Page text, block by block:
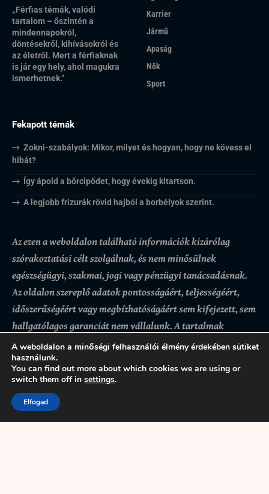
„Férfias témák, valódi
tartalom – őszintén a
mindennapokról,
döntésekről, kihívásokról és
az életről. Mert a férfiaknak
is jár egy hely, ahol magukra
ismerhetnek.”
Karrier
Jármű
Apaság
Nők
Sport
Fekapott témák
Zokni-szabályok: Mikor, milyet és hogyan, hogy ne kövess el
hibát?
Így ápold a bőrcipődet, hogy évekig kitartson.
A legjobb frizurák rövid hajból a borbélyok szerint.
Az ezen a weboldalon található információk kizárólag
szórakoztatási célt szolgálnak, és nem minősülnek
egészségügyi, szakmai, jogi vagy pénzügyi tanácsadásnak.
Az oldalon szereplő adatok pontosságáért, teljességéért,
időszerűségéért vagy megbízhatóságáért sem kifejezett, sem
hallgatólagos garanciát nem vállalunk.A tartalmak
felhasználása kizárólag a látogató saját felelősségére
történik, az ezekre alapozott döntésekért vagy
következményekért az oldal üzemeltetője nem felel. Bár
igyekszünk pontos és naprakész információkat biztosítani,
előfordulhatnak hibák vagy hiányosságok.
használatával a felhasználó tudomásul veszi és elfogadja,
A weboldalon a minőségi felhasználói élmény érdekében sütiket
használunk.
You can find out more about which cookies we are using or
switch them off in settings.
Elfogad